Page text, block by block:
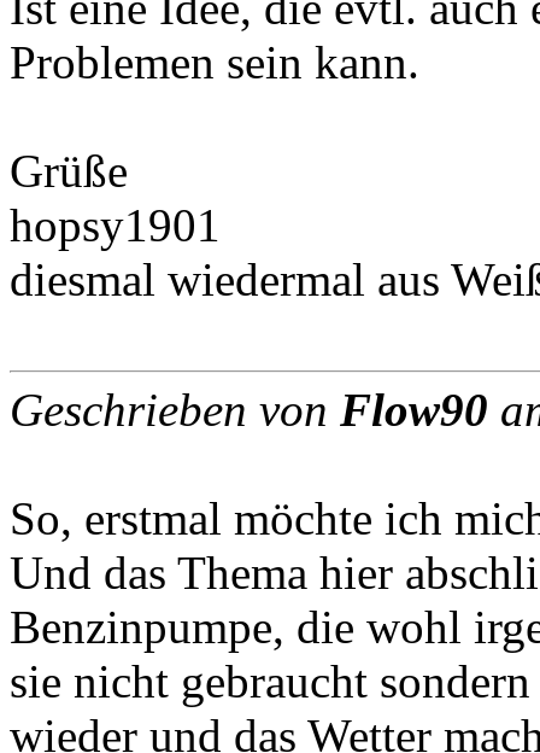
Problemen sein kann.
Grüße
hopsy1901
diesmal wiedermal aus
Geschrieben von Flow90
So, erstmal möchte ich
Und das Thema hier
Benzinpumpe, die wohl
sie nicht gebraucht
wieder und das Wetter